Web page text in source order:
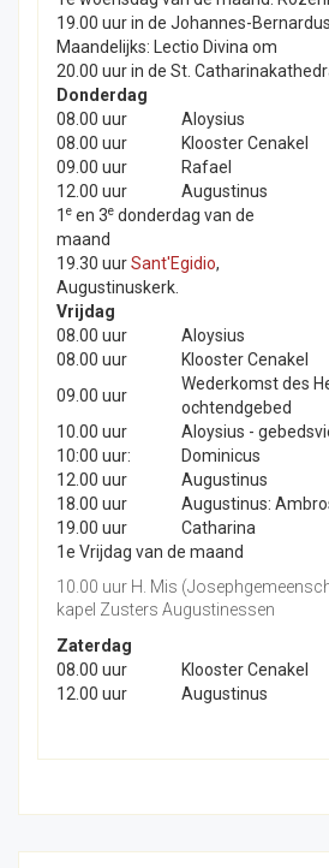
19.00 uur in de Johannes-Bernardus.
Maandelijks: Lectio Divina om
20.00 uur in de St.
Donderdag
08.00 uur
Aloysius
08.00 uur
Klooster Cenakel
09.00 uur
Rafael
12.00 uur
Augustinus
1 e en 3e donderdag van de
maand
19.30 uurSant'Egidio,
Augustinuskerk.
Vrijdag
08.00 uur
Aloysius
08.00 uur
Klooster Cenakel
09.00 uur
Wederkomst des
ochtendgebed
10.00 uur
Aloysius -
10:00 uur:
Dominicus
12.00 uur
Augustinus
18.00 uur
Augustinus:
19.00 uur
Catharina
1e Vrijdag van de maand
10.00 uur H. Mis
kapel Zusters Augustinessen
Zaterdag
08.00 uur
Klooster Cenakel
12.00 uur
Augustinus